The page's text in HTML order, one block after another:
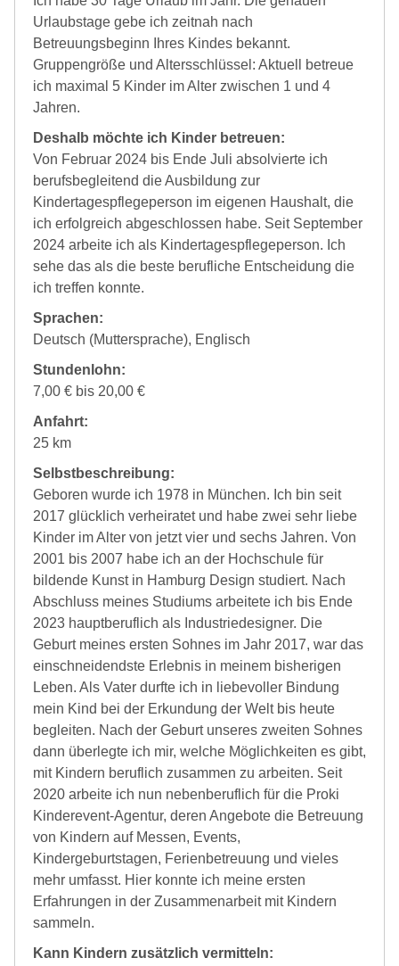
Urlaubstage gebe ich zeitnah nach
Betreuungsbeginn Ihres Kindes bekannt.
Gruppengröße und Altersschlüssel: Aktuell betreue
ich maximal 5 Kinder im Alter zwischen 1 und 4
Jahren.
Deshalb möchte ich Kinder betreuen:
Von Februar 2024 bis Ende Juli absolvierte ich
berufsbegleitend die Ausbildung zur
Kindertagespflegeperson im eigenen Haushalt, die
ich erfolgreich abgeschlossen habe. Seit September
2024 arbeite ich als Kindertagespflegeperson. Ich
sehe das als die beste berufliche Entscheidung die
ich treffen konnte.
Sprachen:
Deutsch (Muttersprache), Englisch
Stundenlohn:
7,00 € bis 20,00 €
Anfahrt:
25 km
Selbstbeschreibung:
Geboren wurde ich 1978 in München. Ich bin seit
2017 glücklich verheiratet und habe zwei sehr liebe
Kinder im Alter von jetzt vier und sechs Jahren. Von
2001 bis 2007 habe ich an der Hochschule für
bildende Kunst in Hamburg Design studiert. Nach
Abschluss meines Studiums arbeitete ich bis Ende
2023 hauptberuflich als Industriedesigner. Die
Geburt meines ersten Sohnes im Jahr 2017, war das
einschneidendste Erlebnis in meinem bisherigen
Leben. Als Vater durfte ich in liebevoller Bindung
mein Kind bei der Erkundung der Welt bis heute
begleiten. Nach der Geburt unseres zweiten Sohnes
dann überlegte ich mir, welche Möglichkeiten es gibt,
mit Kindern beruflich zusammen zu arbeiten. Seit
2020 arbeite ich nun nebenberuflich für die Proki
Kinderevent-Agentur, deren Angebote die Betreuung
von Kindern auf Messen, Events,
Kindergeburtstagen, Ferienbetreuung und vieles
mehr umfasst. Hier konnte ich meine ersten
Erfahrungen in der Zusammenarbeit mit Kindern
sammeln.
Kann Kindern zusätzlich vermitteln: